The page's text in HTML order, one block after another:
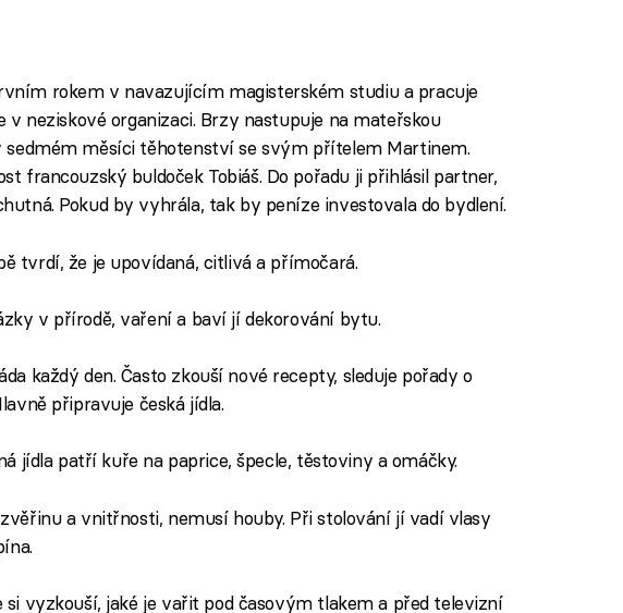
rokem v navazujícím magisterském studiu a pracuje
v neziskové organizaci. Brzy nastupuje na mateřskou
sedmém měsíci těhotenství se svým přítelem Martinem.
francouzský buldoček Tobiáš. Do pořadu ji přihlásil partner,
Pokud by vyhrála, tak by peníze investovala do bydlení.
tvrdí, že je upovídaná, citlivá a přímočará.
v přírodě, vaření a baví jí dekorování bytu.
každý den. Často zkouší nové recepty, sleduje pořady o
připravuje česká jídla.
jídla patří kuře na paprice, špecle, těstoviny a omáčky.
a vnitřnosti, nemusí houby. Při stolování jí vadí vlasy
si vyzkouší, jaké je vařit pod časovým tlakem a před televizní